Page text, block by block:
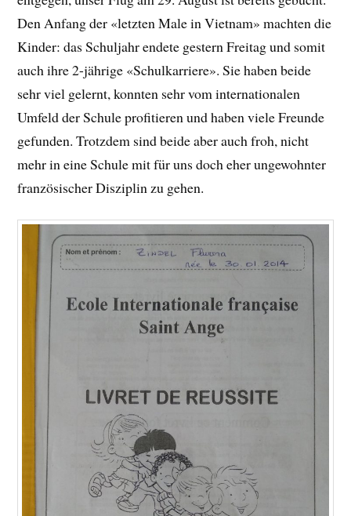
Den Anfang der «letzten Male in Vietnam» machten die
Kinder: das Schuljahr endete gestern Freitag und somit
auch ihre 2-jährige «Schulkarriere». Sie haben beide
sehr viel gelernt, konnten sehr vom internationalen
Umfeld der Schule profitieren und haben viele Freunde
gefunden. Trotzdem sind beide aber auch froh, nicht
mehr in eine Schule mit für uns doch eher ungewohnter
französischer Disziplin zu gehen.